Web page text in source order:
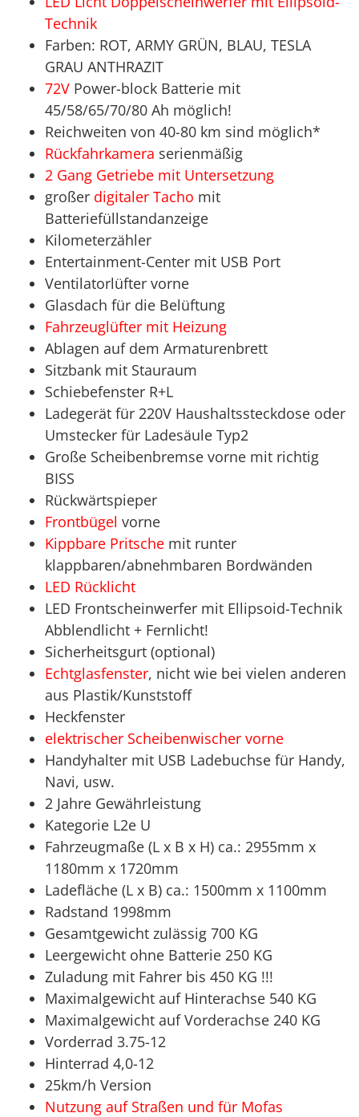
Technik
Farben: ROT, ARMY GRÜN, BLAU, TESLA
GRAU ANTHRAZIT
72V Power-block Batterie mit
45/58/65/70/80 Ah möglich!
Reichweiten von 40-80 km sind möglich*
Rückfahrkamera serienmäßig
2 Gang Getriebe mit Untersetzung
großer digitaler Tacho mit
Batteriefüllstandanzeige
Kilometerzähler
Entertainment-Center mit USB Port
Ventilatorlüfter vorne
Glasdach für die Belüftung
Fahrzeuglüfter mit Heizung
Ablagen auf dem Armaturenbrett
Sitzbank mit Stauraum
Schiebefenster R+L
Ladegerät für 220V Haushaltssteckdose oder
Umstecker für Ladesäule Typ2
Große Scheibenbremse vorne mit richtig
BISS
Rückwärtspieper
Frontbügel vorne
Kippbare Pritsche mit runter
klappbaren/abnehmbaren Bordwänden
LED Rücklicht
LED Frontscheinwerfer mit Ellipsoid-Technik
Abblendlicht + Fernlicht!
Sicherheitsgurt (optional)
Echtglasfenster, nicht wie bei vielen anderen
aus Plastik/Kunststoff
Heckfenster
elektrischer Scheibenwischer vorne
Handyhalter mit USB Ladebuchse für Handy,
Navi, usw.
2 Jahre Gewährleistung
Kategorie L2e U
Fahrzeugmaße (L x B x H) ca.: 2955mm x
1180mm x 1720mm
Ladefläche (L x B) ca.: 1500mm x 1100mm
Radstand 1998mm
Gesamtgewicht zulässig 700 KG
Leergewicht ohne Batterie 250 KG
Zuladung mit Fahrer bis 450 KG !!!
Maximalgewicht auf Hinterachse 540 KG
Maximalgewicht auf Vorderachse 240 KG
Vorderrad 3.75-12
Hinterrad 4,0-12
25km/h Version
Nutzung auf Straßen und für Mofas